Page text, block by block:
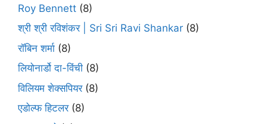
Roy Bennett (8)
श्री श्री रविशंकर | Sri Sri Ravi Shankar (8)
रॉबिन शर्मा (8)
लियोनार्डो दा-विंची (8)
विलियम शेक्सपियर(8)
एडोल्फ हिटलर(8)